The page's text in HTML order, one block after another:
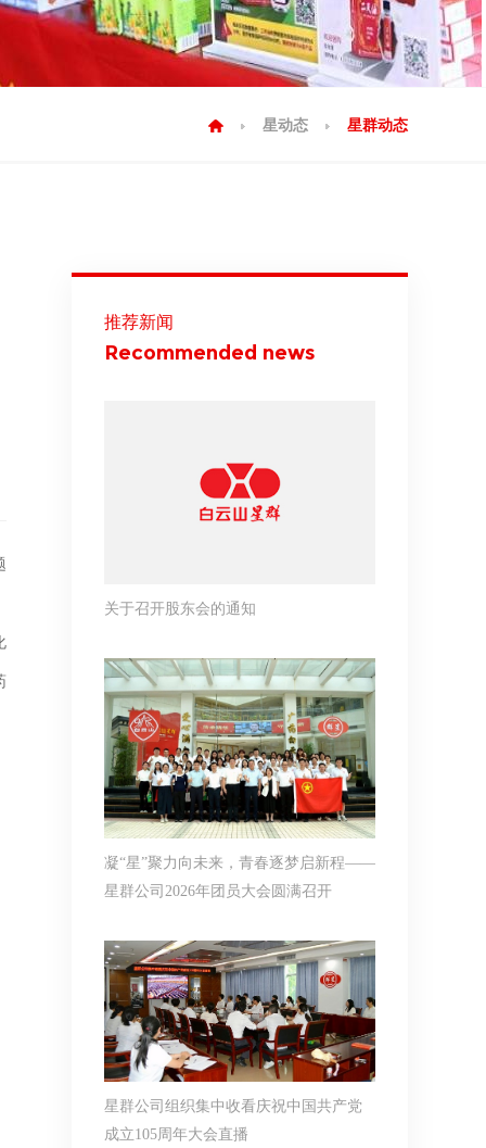
星动态 星群动态
推荐新闻
Recommended news
关于召开股东会的通知
凝“星”聚力向未来，青春逐梦启新程——
星群公司2026年团员大会圆满召开
星群公司组织集中收看庆祝中国共产党
成立105周年大会直播